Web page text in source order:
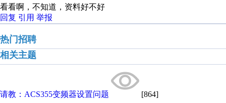
看看啊，不知道，资料好不好
回复 引用 举报
热门招聘
相关主题
请教：ACS355变频器设置问题 [864]